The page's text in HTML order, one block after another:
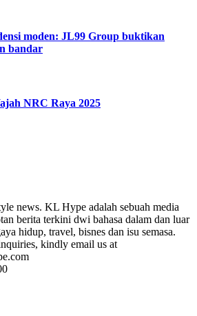
moden: JL99 Group buktikan
bandar
NRC Raya 2025
news. KL Hype adalah sebuah media
berita terkini dwi bahasa dalam dan luar
hidup, travel, bisnes dan isu semasa.
kindly email us at